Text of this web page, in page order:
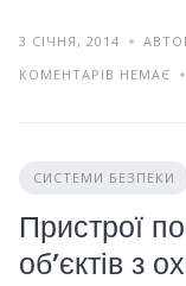
3 СІЧНЯ, 2014
КОМЕНТАРІВ НЕМАЄ
СИСТЕМИ БЕЗПЕКИ
Пристрої
об’єктів з